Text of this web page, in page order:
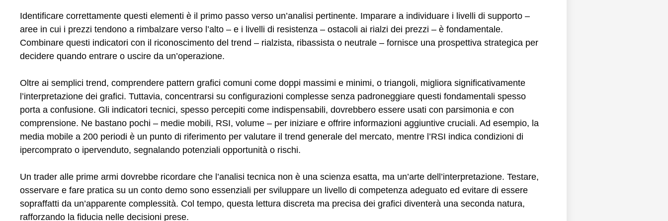
Identificare correttamente questi elementi è il primo passo verso un’analisi pertinente. Imparare a individuare i livelli di supporto –
aree in cui i prezzi tendono a rimbalzare verso l’alto – e i livelli di resistenza – ostacoli ai rialzi dei prezzi – è fondamentale.
Combinare questi indicatori con il riconoscimento del trend – rialzista, ribassista o neutrale – fornisce una prospettiva strategica per
decidere quando entrare o uscire da un’operazione.
Oltre ai semplici trend, comprendere pattern grafici comuni come doppi massimi e minimi, o triangoli, migliora significativamente
l’interpretazione dei grafici. Tuttavia, concentrarsi su configurazioni complesse senza padroneggiare questi fondamentali spesso
porta a confusione. Gli indicatori tecnici, spesso percepiti come indispensabili, dovrebbero essere usati con parsimonia e con
comprensione. Ne bastano pochi – medie mobili, RSI, volume – per iniziare e offrire informazioni aggiuntive cruciali. Ad esempio, la
media mobile a 200 periodi è un punto di riferimento per valutare il trend generale del mercato, mentre l’RSI indica condizioni di
ipercomprato o ipervenduto, segnalando potenziali opportunità o rischi.
Un trader alle prime armi dovrebbe ricordare che l’analisi tecnica non è una scienza esatta, ma un’arte dell’interpretazione. Testare,
osservare e fare pratica su un conto demo sono essenziali per sviluppare un livello di competenza adeguato ed evitare di essere
sopraffatti da un’apparente complessità. Col tempo, questa lettura discreta ma precisa dei grafici diventerà una seconda natura,
rafforzando la fiducia nelle decisioni prese.